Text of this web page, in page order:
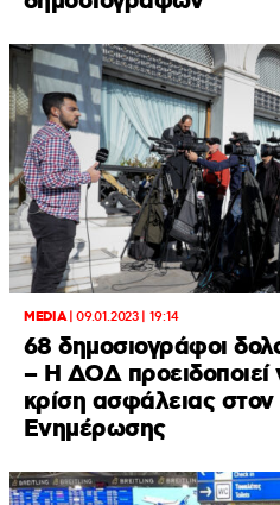
MEDIA|09.01.2023 | 19:14
68 δημοσιογράφοι
– Η ΔΟΔ προειδοποιεί
κρίση ασφάλειας
Ενημέρωσης